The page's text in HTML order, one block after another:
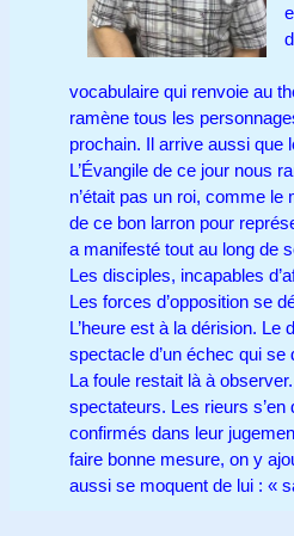
vocabulaire qui renvoie au
ramène tous les
prochain. Il arrive aussi que
L’Évangile de ce jour nous
n’était pas un roi, comme
de ce bon larron pour
a manifesté tout au long de
Les disciples, incapables
Les forces d’opposition se
L’heure est à la dérision. Le
spectacle d’un échec qui
La foule restait là à
spectateurs. Les rieurs
confirmés dans leur
faire bonne mesure, on y
aussi se moquent de lui : «